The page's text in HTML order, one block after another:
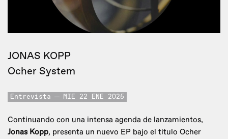
JONAS KOPP
Ocher System
Entrevista MIE 22 ENE 2025
Continuando con una intensa agenda de lanzamientos,
Jonas Kopp, presenta un nuevo EP bajo el titulo Ocher